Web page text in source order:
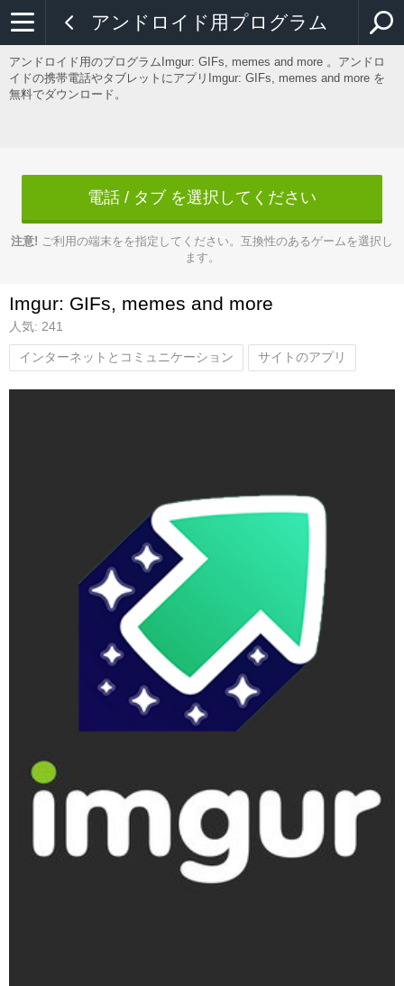
アンドロイド用プログラム
アンドロイド用のプログラムImgur: GIFs, memes and more 。アンドロ
イドの携帯電話やタブレットにアプリImgur: GIFs, memes and more を
無料でダウンロード。
電話 / タブ を選択してください
注意! ご利用の端末をを指定してください。互換性のあるゲームを選択し
ます。
Imgur: GIFs, memes and more
人気: 241
インターネットとコミュニケーション サイトのアプリ